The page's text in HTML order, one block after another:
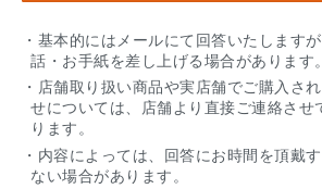
・基本的にはメールにて回答いたします
話・お手紙を差し上げる場合があります。
・店舗取り扱い商品や実店舗でご購入さ
せについては、店舗より直接ご連絡させ
ります。
・内容によっては、回答にお時間を頂戴
ない場合があります。